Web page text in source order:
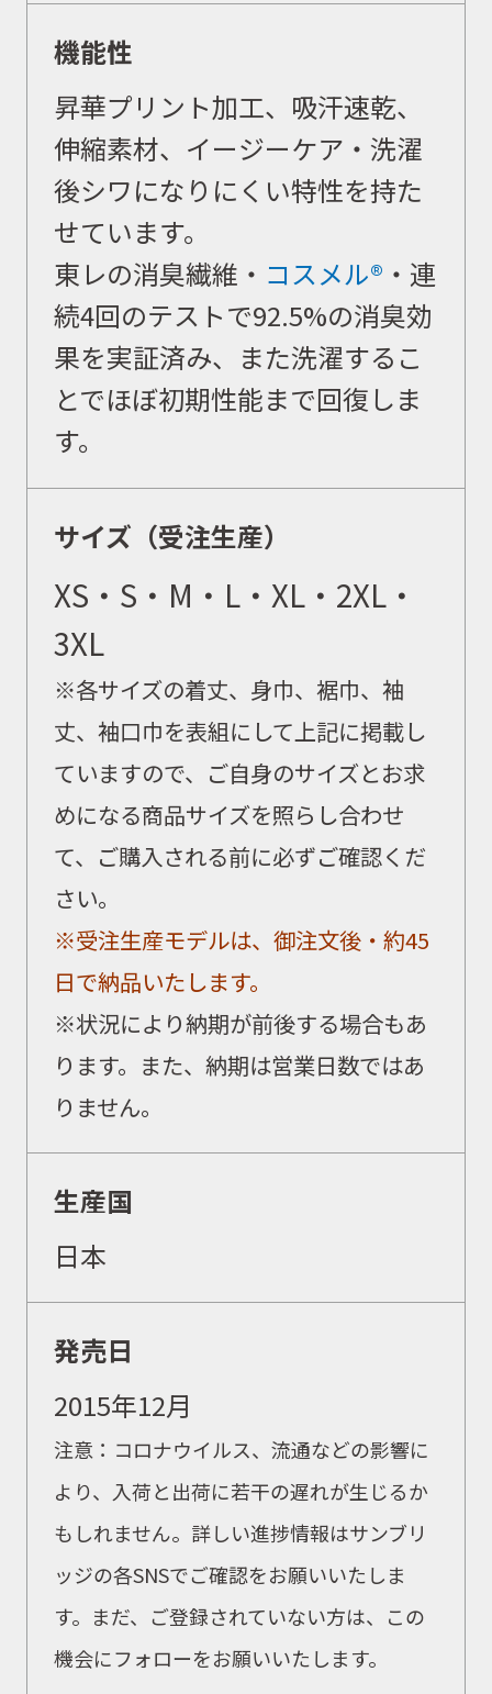
取扱ブランド
商品カタログ
取扱店舗
機能性
昇華プリント加工、吸汗速乾、
伸縮素材、イージーケア ・洗濯
後シワになりにくい特性を持た
せています。
東レの消臭繊維・ コスメル® ・連
続4回のテストで92.5%の消臭効
果を実証済み、また洗濯するこ
とでほぼ初期性能まで回復しま
す。
サイズ（受注生産）
XS・S・M・L・XL・2XL・
3XL
※各サイズの着丈、身巾、裾巾、袖
丈、袖口巾を表組にして上記に掲載し
ていますので、ご自身のサイズとお求
めになる商品サイズを照らし合わせ
て、ご購入される前に必ずご確認くだ
さい。
※受注生産モデルは、御注文後・約45
日で納品いたします。
※状況により納期が前後する場合もあ
ります。また、納期は営業日数ではあ
りません。
生産国
日本
発売日
2015年12月
注意：コロナウイルス、流通などの影響に
より、入荷と出荷に若干の遅れが生じるか
もしれません。詳しい進捗情報はサンブリ
ッジの各SNSでご確認をお願いいたしま
す。まだ、ご登録されていない方は、この
機会にフォローをお願いいたします。